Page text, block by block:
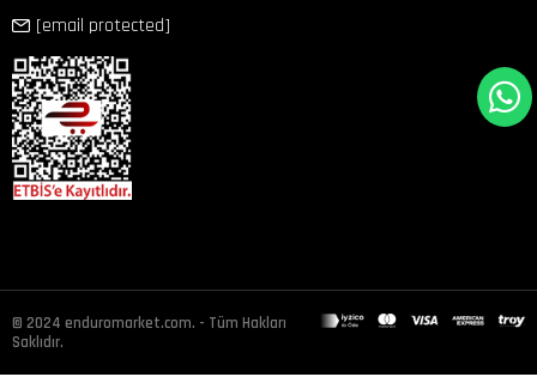
[email protected]
© 2024 enduromarket.com. - Tüm Hakları
Saklıdır.